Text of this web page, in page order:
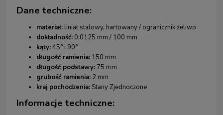
Dane techniczne:
materiał: liniał stalowy, hartowany / ogranicznik żeliwo
dokładność: 0,0125 mm / 100 mm
kąty:45° i 90°
długość ramienia: 150 mm
długość podstawy: 75 mm
grubość ramienia: 2 mm
kraj pochodzenia: Stany Zjednoczone
Informacje techniczne: